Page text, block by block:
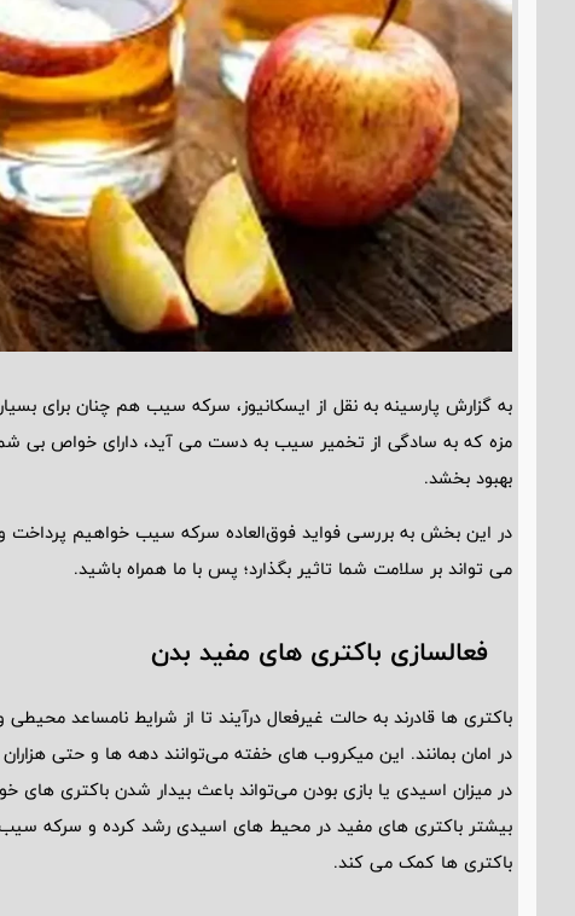
به گزارش پارسینه به نقل از ایسکانیوز، سرکه سیب هم چنان برای
مزه که به سادگی از تخمیر سیب به دست می ‌آید، دارای خواص بی
بهبود بخشد.
در این بخش به بررسی فواید فوق‌العاده سرکه سیب خواهیم پرداخت
می ‌تواند بر سلامت شما تاثیر بگذارد؛ پس با ما همراه باشید.
فعالسازی باکتری ‌های مفید بدن
باکتری‌ ها قادرند به حالت غیرفعال درآیند تا از شرایط نامساعد
در امان بمانند. این میکروب‌ های خفته می‌توانند دهه ‌ها و حتی هزاران
در میزان اسیدی یا بازی بودن می‌تواند باعث بیدار شدن باکتری‌ های
بیشتر باکتری‌ های مفید در محیط ‌های اسیدی رشد کرده و سرکه
باکتری ‌ها کمک می‌ کند.